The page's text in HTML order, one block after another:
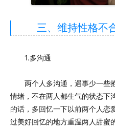
三、维持性格不
1.多沟通
两个人多沟通，遇事少一些
情绪，不在两人都生气的状态下
的话，多回忆一下以前两个人恋
过美好回忆的地方重温两人甜蜜